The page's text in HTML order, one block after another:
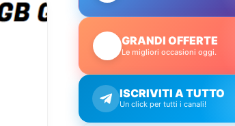
GRANDI OFFERTE
Le migliori occasioni oggi.
ISCRIVITI A TUTTO
Un click per tutti i canali!